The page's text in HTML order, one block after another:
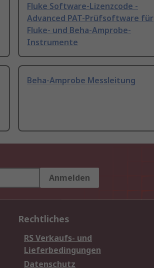
Fluke Software-Lizenzcode -
Advanced PAT-Prüfsoftware für
Fluke- und Beha-Amprobe-
Instrumente
Beha-Amprobe Messleitung
Anmelden
Rechtliches
RS Verkaufs- und
Lieferbedingungen
Datenschutz